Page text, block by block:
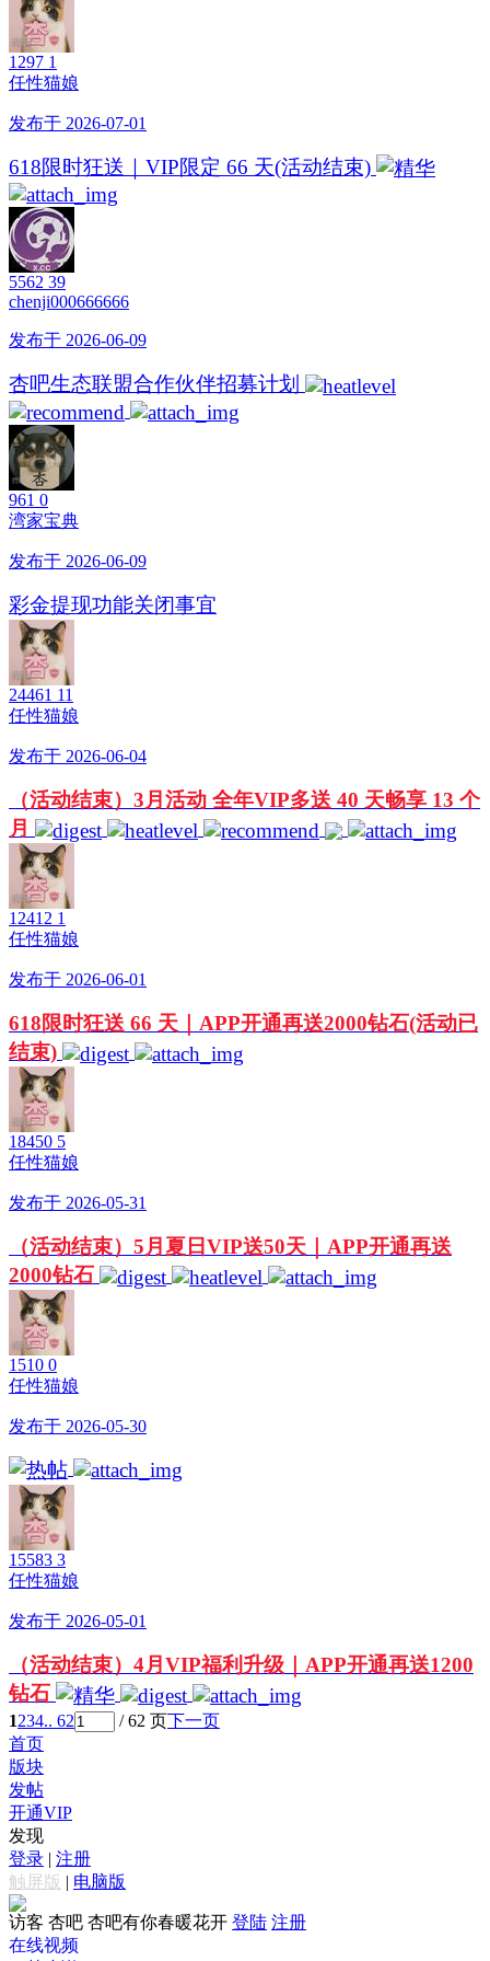
1297 1
任性猫娘
发布于 2026-07-01
618限时狂送｜VIP限定 66 天(活动结束)
5562 39
chenji000666666
发布于 2026-06-09
杏吧生态联盟合作伙伴招募计划
961 0
湾家宝典
发布于 2026-06-09
彩金提现功能关闭事宜
24461 11
任性猫娘
发布于 2026-06-04
（活动结束）3月活动 全年VIP多送 40 天畅享 13 个
月
12412 1
任性猫娘
发布于 2026-06-01
618限时狂送 66 天｜APP开通再送2000钻石(活动已
结束)
18450 5
任性猫娘
发布于 2026-05-31
（活动结束）5月夏日VIP送50天｜APP开通再送
2000钻石
1510 0
任性猫娘
发布于 2026-05-30
15583 3
任性猫娘
发布于 2026-05-01
（活动结束）4月VIP福利升级｜APP开通再送1200
钻石
1234.. 62 / 62 页下一页
首页
版块
发帖
开通VIP
发现
登录 | 注册
触屏版 | 电脑版
访客 杏吧 杏吧有你春暖花开 登陆 注册
在线视频